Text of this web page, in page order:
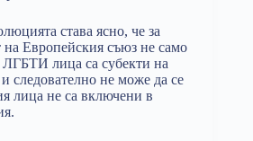
става ясно, че за
Европейския съюз не само
лица са субекти на
следователно не може да се
лица не са включени в